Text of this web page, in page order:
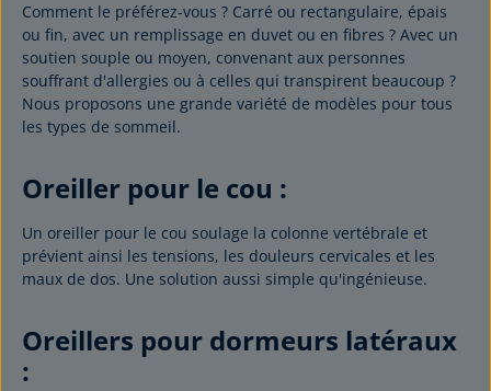
Comment le préférez-vous ? Carré ou rectangulaire, épais
ou fin, avec un remplissage en duvet ou en fibres ? Avec un
soutien souple ou moyen, convenant aux personnes
souffrant d'allergies ou à celles qui transpirent beaucoup ?
Nous proposons une grande variété de modèles pour tous
les types de sommeil.
Oreiller pour le cou :
Un oreiller pour le cou soulage la colonne vertébrale et
prévient ainsi les tensions, les douleurs cervicales et les
maux de dos. Une solution aussi simple qu'ingénieuse.
Oreillers pour dormeurs latéraux
: